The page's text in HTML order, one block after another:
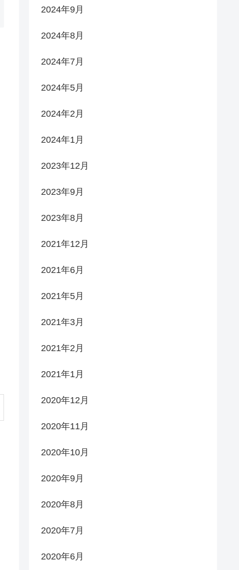
2024年9月
2024年8月
2024年7月
2024年5月
2024年2月
2024年1月
2023年12月
2023年9月
2023年8月
2021年12月
2021年6月
2021年5月
2021年3月
2021年2月
2021年1月
2020年12月
2020年11月
2020年10月
2020年9月
2020年8月
2020年7月
2020年6月